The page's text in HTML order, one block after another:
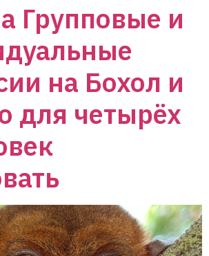
Групповые и
на Бохол и
для четырёх